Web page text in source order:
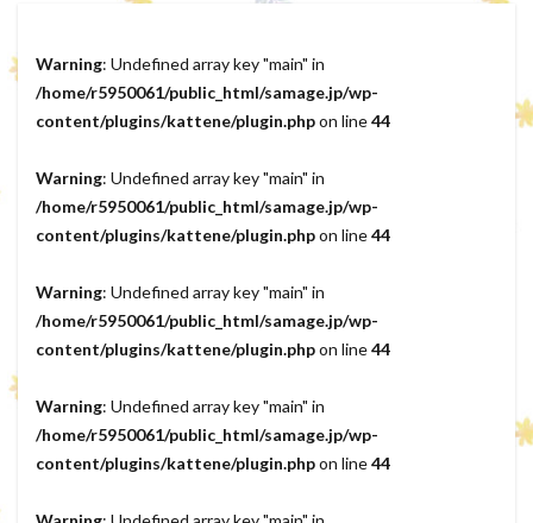
Warning: Undefined array key "main" in
/home/r5950061/public_html/samage.jp/wp-
content/plugins/kattene/plugin.phpon line44
Warning: Undefined array key "main" in
/home/r5950061/public_html/samage.jp/wp-
content/plugins/kattene/plugin.phpon line44
Warning: Undefined array key "main" in
/home/r5950061/public_html/samage.jp/wp-
content/plugins/kattene/plugin.phpon line44
Warning: Undefined array key "main" in
/home/r5950061/public_html/samage.jp/wp-
content/plugins/kattene/plugin.phpon line44